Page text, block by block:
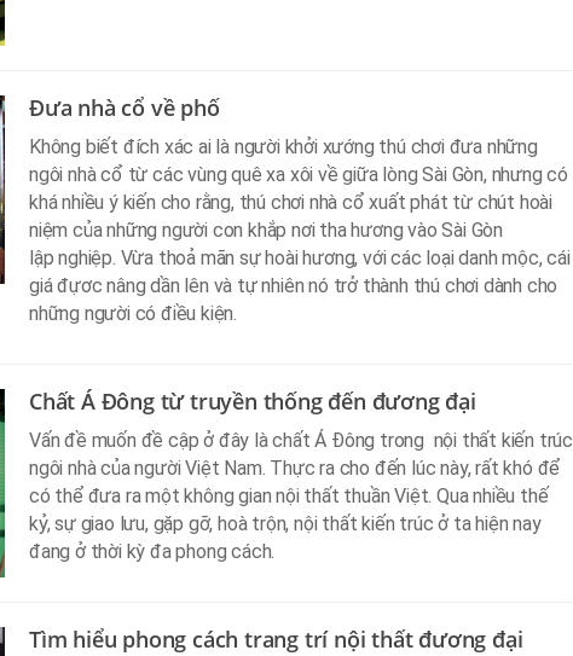
Đưa nhà cổ về phố
Không biết đích xác ai là người khởi xướng thú chơi đưa những
ngôi nhà cổ từ các vùng quê xa xôi về giữa lòng Sài Gòn, nhưng có
khá nhiều ý kiến cho rằng, thú chơi nhà cổ xuất phát từ chút hoài
niệm của những người con khắp nơi tha hương vào Sài Gòn
lập nghiệp. Vừa thoả mãn sự hoài hương, với các loại danh mộc, cái
giá đựơc nâng dần lên và tự nhiên nó trở thành thú chơi dành cho
những người có điều kiện.
Chất Á Đông từ truyền thống đến đương đại
Vấn đề muốn đề cập ở đây là chất Á Đông trong nội thất kiến trúc
ngôi nhà của người Việt Nam. Thực ra cho đến lúc này, rất khó để
có thể đưa ra một không gian nội thất thuần Việt. Qua nhiều thế
kỷ, sự giao lưu, gặp gỡ, hoà trộn, nội thất kiến trúc ở ta hiện nay
đang ở thời kỳ đa phong cách.
Tìm hiểu phong cách trang trí nội thất đương đại